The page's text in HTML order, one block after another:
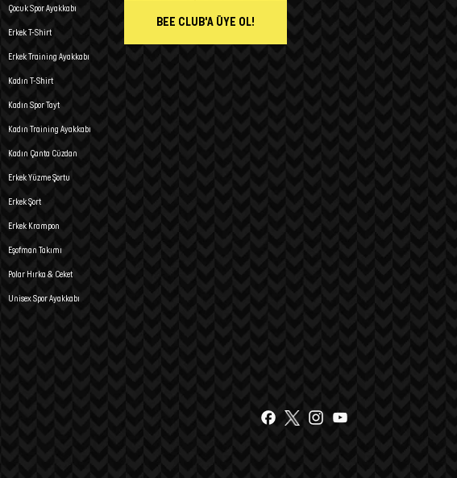
Çocuk Spor Ayakkabı
Erkek T-Shirt
Erkek Training Ayakkabı
Kadın T-Shirt
Kadın Spor Tayt
Kadın Training Ayakkabı
Kadın Çanta Cüzdan
Erkek Yüzme Şortu
Erkek Şort
Erkek Krampon
Eşofman Takımı
Polar Hırka & Ceket
Unisex Spor Ayakkabı
BEE CLUB'A ÜYE OL!